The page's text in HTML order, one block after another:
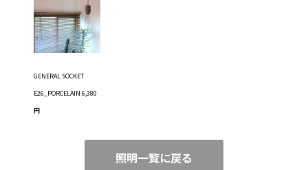
GENERAL SOCKET
E26_PORCELAIN 6,380
円
照明一覧に戻る